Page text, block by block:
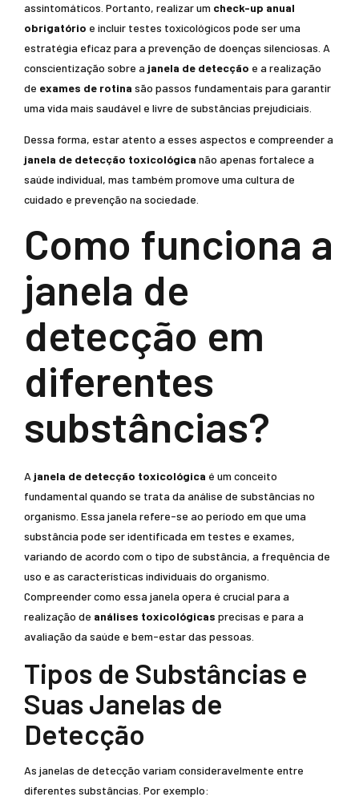
assintomáticos. Portanto, realizar um check-up anual
obrigatório e incluir testes toxicológicos pode ser uma
estratégia eficaz para a prevenção de doenças silenciosas. A
conscientização sobre a janela de detecção e a realização
de exames de rotina são passos fundamentais para garantir
uma vida mais saudável e livre de substâncias prejudiciais.
Dessa forma, estar atento a esses aspectos e compreender a
janela de detecção toxicológica não apenas fortalece a
saúde individual, mas também promove uma cultura de
cuidado e prevenção na sociedade.
Como funciona a
janela de
detecção em
diferentes
substâncias?
A janela de detecção toxicológica é um conceito
fundamental quando se trata da análise de substâncias no
organismo. Essa janela refere-se ao período em que uma
substância pode ser identificada em testes e exames,
variando de acordo com o tipo de substância, a frequência de
uso e as características individuais do organismo.
Compreender como essa janela opera é crucial para a
realização de análises toxicológicas precisas e para a
avaliação da saúde e bem-estar das pessoas.
Tipos de Substâncias e
Suas Janelas de
Detecção
As janelas de detecção variam consideravelmente entre
diferentes substâncias. Por exemplo: